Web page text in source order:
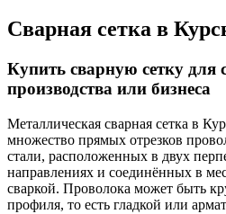
Сварная сетка в
Купить сварную сетку для
производства или бизнеса
Металлическая сварная сетка в
множество прямых отрезков
стали, расположенных в двух
направлениях и соединённых в
сваркой. Проволока может быть
профиля, то есть гладкой или